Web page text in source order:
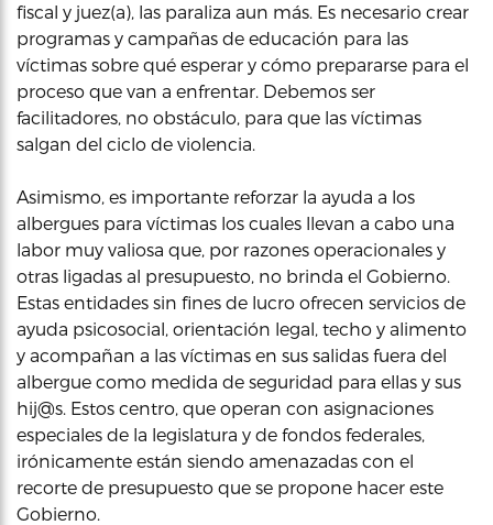
fiscal y juez(a), las paraliza aun más. Es necesario crear
programas y campañas de educación para las
víctimas sobre qué esperar y cómo prepararse para el
proceso que van a enfrentar. Debemos ser
facilitadores, no obstáculo, para que las víctimas
salgan del ciclo de violencia.
Asimismo, es importante reforzar la ayuda a los
albergues para víctimas los cuales llevan a cabo una
labor muy valiosa que, por razones operacionales y
otras ligadas al presupuesto, no brinda el Gobierno.
Estas entidades sin fines de lucro ofrecen servicios de
ayuda psicosocial, orientación legal, techo y alimento
y acompañan a las víctimas en sus salidas fuera del
albergue como medida de seguridad para ellas y sus
hij@s. Estos centro, que operan con asignaciones
especiales de la legislatura y de fondos federales,
irónicamente están siendo amenazadas con el
recorte de presupuesto que se propone hacer este
Gobierno.